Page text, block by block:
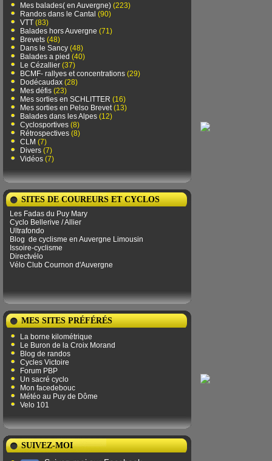
Mes balades( en Auvergne) (223)
Randos dans le Cantal (90)
VTT (83)
Balades hors Auvergne (71)
Brevets (48)
Dans le Sancy (48)
Balades a pied (40)
Le Cézallier (37)
BCMF- rallyes et concentrations (29)
Dodécaudax (28)
Mes défis (23)
Mes sorties en SCHLITTER (16)
Mes sorties en Pelso Brevet(13)
Balades dans les Alpes (12)
Cyclosportives (8)
Rétrospectives (8)
CLM (7)
Divers (7)
Vidéos (7)
SITES DE COUREURS ET CYCLOS
Les Fadas du Puy Mary
Cyclo Bellerive / Allier
Ultrafondo
Blog de ​​cyclisme en Auvergne Limousin
Issoire-cyclisme
Directvélo
Vélo Club Cournon d'Auvergne
MES SITES PRÉFÉRÉS
La borne kilométrique
Le Buron de la Croix Morand
Blog de randos
Cycles Victoire
Forum PBP
Un sacré cyclo
Mon facedebouc
Météo au Puy de Dôme
Velo 101
SUIVEZ-MOI